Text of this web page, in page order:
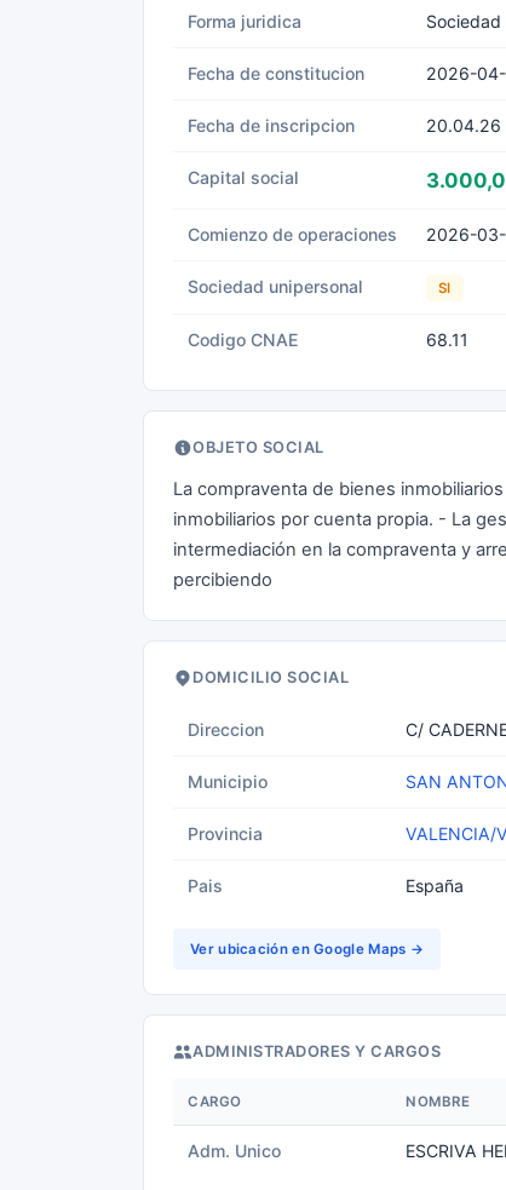
Forma juridica Sociedad
Fecha de constitucion 2026-
Fecha de inscripcion 20.04.26
Capital social
Comienzo de operaciones 2026-
Sociedad unipersonal SI
Codigo CNAE 68.11
OBJETO SOCIAL
La compraventa de bienes
inmobiliarios por cuenta propia. - La
intermediación en la compraventa y
percibiendo
DOMICILIO SOCIAL
Direccion C/
Municipio SAN
Provincia VALENCIA/
Pais España
Ver ubicación en Google Maps →
ADMINISTRADORES Y CARGOS
CARGO NOMBRE
Adm. Unico ESCRIVA